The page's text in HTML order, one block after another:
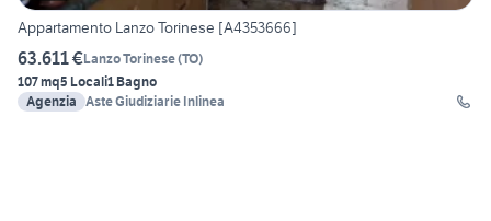
Appartamento Lanzo Torinese [A4353666]
63.611 €Lanzo Torinese(TO)
107 mq5 Locali1 Bagno
Agenzia Aste Giudiziarie Inlinea